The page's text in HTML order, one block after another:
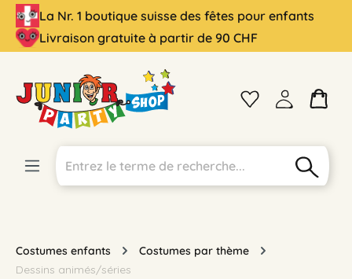
principal
La Nr. 1 boutique suisse des fêtes pour enfants
Livraison gratuite à partir de 90 CHF
Costumes enfants
Costumes par thème
Dessins animés/séries